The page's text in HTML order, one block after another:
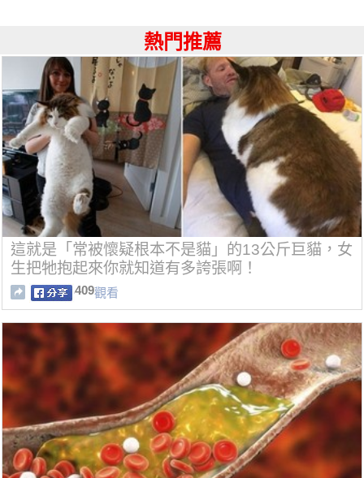
熱門推薦
這就是「常被懷疑根本不是貓」的13公斤巨貓，女
生把牠抱起來你就知道有多誇張啊！
409觀看